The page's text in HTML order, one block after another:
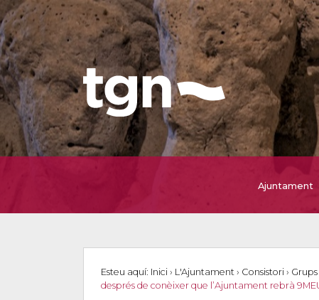
Ajuntament
Esteu aquí: Inici › L'Ajuntament › Consistori ›
després de conèixer que l’Ajuntament rebrà